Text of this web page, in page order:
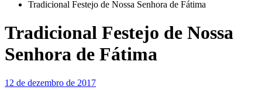
Tradicional Festejo de Nossa Senhora de Fátima
Tradicional Festejo de Nossa
Senhora de Fátima
12 de dezembro de 2017